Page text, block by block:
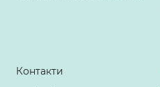
Контакти